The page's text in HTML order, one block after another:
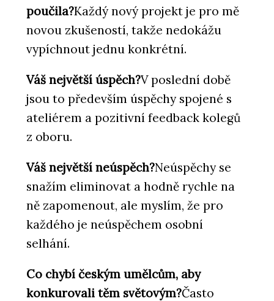
poučila?Každý nový projekt je pro mě
novou zkušeností, takže nedokážu
vypíchnout jednu konkrétní.
Váš největší úspěch?V poslední době
jsou to především úspěchy spojené s
ateliérem a pozitivní feedback kolegů
z oboru.
Váš největší neúspěch?Neúspěchy se
snažím eliminovat a hodně rychle na
ně zapomenout, ale myslím, že pro
každého je neúspěchem osobní
selhání.
Co chybí českým umělcům, aby
konkurovali těm světovým?Často